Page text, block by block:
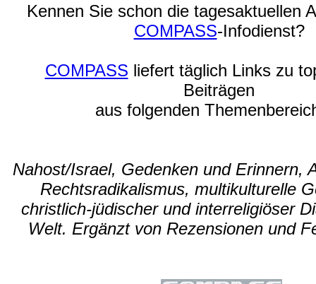
Kennen Sie schon die tagesaktuellen
COMPASS-Infodienst?
COMPASS liefert täglich Links zu
Beiträgen
aus folgenden
Nahost/Israel, Gedenken und Erinnern,
Rechtsradikalismus, multikulturelle
christlich-jüdischer und interreligiöser
Welt. Ergänzt von Rezensionen und